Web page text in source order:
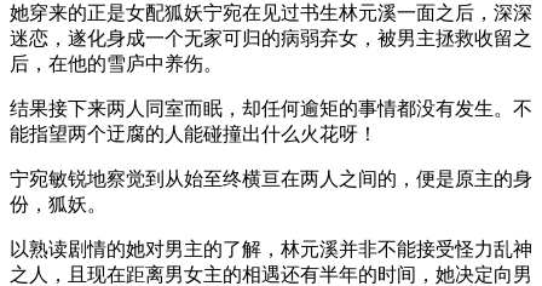
她穿来的正是女配狐妖宁宛在见过书生林元溪一面之后，深深
迷恋，遂化身成一个无家可归的病弱弃女，被男主拯救收留之
后，在他的雪庐中养伤。
结果接下来两人同室而眠，却任何逾矩的事情都没有发生。不
能指望两个迂腐的人能碰撞出什么火花呀！
宁宛敏锐地察觉到从始至终横亘在两人之间的，便是原主的身
份，狐妖。
以熟读剧情的她对男主的了解，林元溪并非不能接受怪力乱神
之人，且现在距离男女主的相遇还有半年的时间，她决定向男